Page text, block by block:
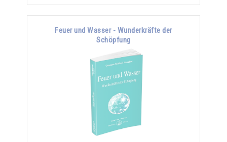
Feuer und Wasser - Wunderkräfte der
Schöpfung